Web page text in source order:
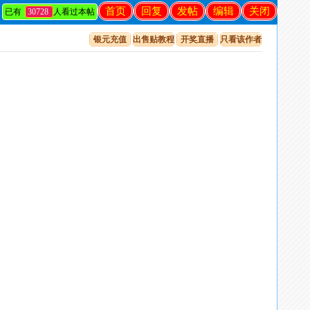
关闭
编辑
发帖
回复
首页
已有 30728 人看过本帖
银元充值 出售贴教程 开奖直播 只看该作者